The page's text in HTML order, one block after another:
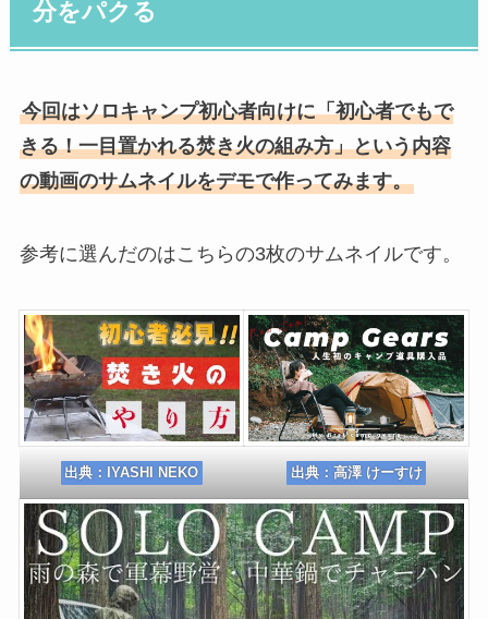
分をパクる
今回はソロキャンプ初心者向けに「初心者でもで
きる！一目置かれる焚き火の組み方」という内容
の動画のサムネイルをデモで作ってみます。
参考に選んだのはこちらの3枚のサムネイルです。
出典： IYASHI NEKO 出典： 高澤 けーすけ